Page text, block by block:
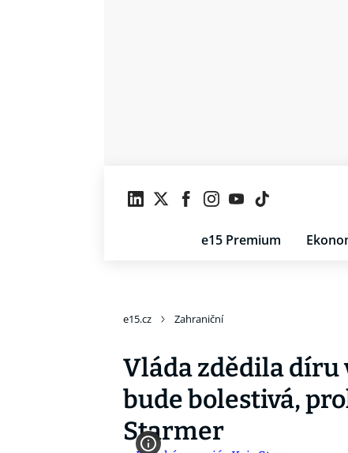
e15 Premium
e15.cz Zahraniční
Vláda zdědila díru
bude bolestivá,
Starmer